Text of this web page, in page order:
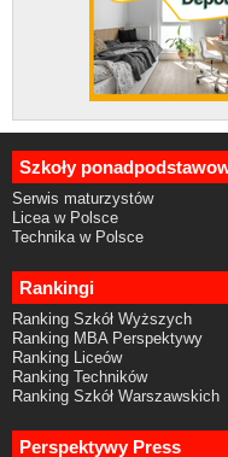
Szkoły
Serwis maturzystów
Licea w Polsce
Technika w Polsce
Rankingi
Ranking Szkół Wyższych
Ranking MBA Perspektywy
Ranking Liceów
Ranking Techników
Ranking Szkół Warszawskich
Perspektywy Press